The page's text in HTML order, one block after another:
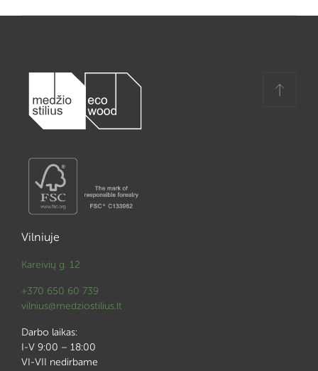
Vilniuje
Kareivių g. 12
+370 650 60 739
vilnius@medziostilius.lt
Darbo laikas:
I-V 9:00 – 18:00
VI-VII nedirbame